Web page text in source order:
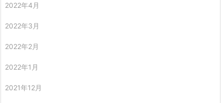
2022年4月
2022年3月
2022年2月
2022年1月
2021年12月